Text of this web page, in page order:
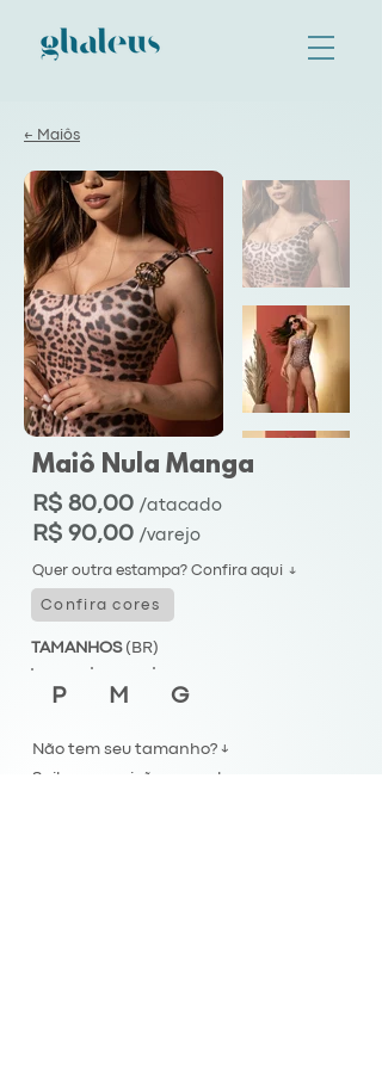
← Maiôs
Maiô Nula Manga
R$ 80,00 /atacado
R$ 90,00 /varejo
Quer outra estampa? Confira aqui ↓
Confira cores
TAMANHOS(BR)
P M G
Não tem seu tamanho? ↓
Saiba a previsão para chegar